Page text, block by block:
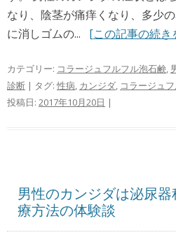
なり、陰茎が痛痒くなり、多少
に消しゴムの... [この記事の続き
カテゴリー: コラージュフルフル泡石鹸,
診断 | タグ: 性病, カンジダ, コラージュ
投稿日: 2017年10月20日 |
男性のカンジダは泌尿
療方法の体験談